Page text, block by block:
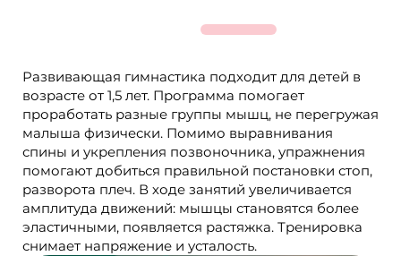
Развивающая гимнастика подходит для детей в
возрасте от 1,5 лет. Программа помогает
проработать разные группы мышц, не перегружая
малыша физически. Помимо выравнивания
спины и укрепления позвоночника, упражнения
помогают добиться правильной постановки стоп,
разворота плеч. В ходе занятий увеличивается
амплитуда движений: мышцы становятся более
эластичными, появляется растяжка. Тренировка
снимает напряжение и усталость.